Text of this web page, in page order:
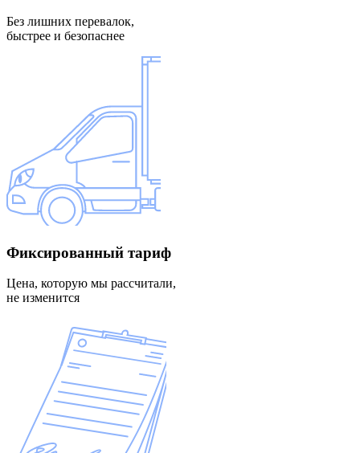
Без лишних перевалок,
быстрее и безопаснее
Фиксированный тариф
Цена, которую мы рассчитали,
не изменится